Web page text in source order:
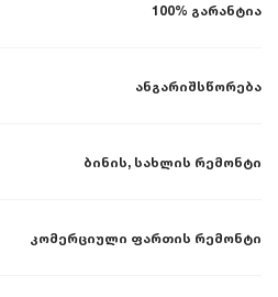
100% გარანტია
ანგარიშსწორება
ბინის, სახლის რემონტი
კომერციული ფართის რემონტი